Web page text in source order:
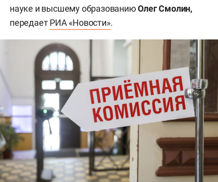
науке и высшему образованиюОлег Смолин,
передаетРИА «Новости».